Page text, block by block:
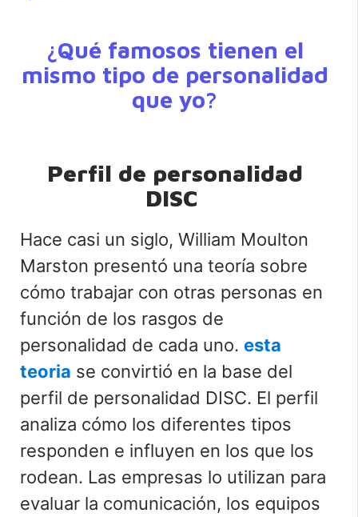
¿Qué famosos tienen el
mismo tipo de personalidad
que yo?
Perfil de personalidad
DISC
Hace casi un siglo, William Moulton
Marston presentó una teoría sobre
cómo trabajar con otras personas en
función de los rasgos de
personalidad de cada uno. esta
teoria se convirtió en la base del
perfil de personalidad DISC. El perfil
analiza cómo los diferentes tipos
responden e influyen en los que los
rodean. Las empresas lo utilizan para
evaluar la comunicación, los equipos